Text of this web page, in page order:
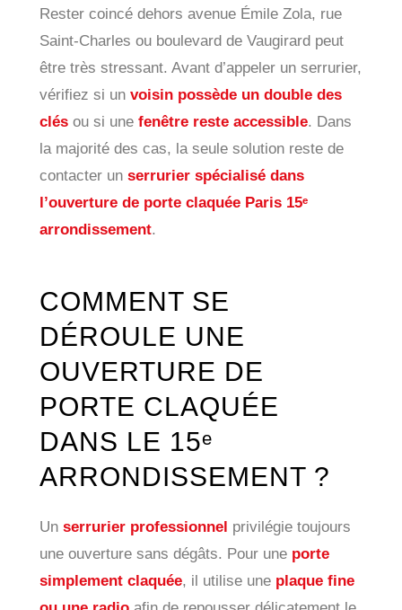
Rester coincé dehors avenue Émile Zola, rue
Saint-Charles ou boulevard de Vaugirard peut
être très stressant. Avant d’appeler un serrurier,
vérifiez si un voisin possède un double des
clésou si une fenêtre reste accessible. Dans
la majorité des cas, la seule solution reste de
contacter un serrurier spécialisé dans
l’ouverture de porte claquée Paris 15ᵉ
arrondissement.
COMMENT SE
DÉROULE UNE
OUVERTURE DE
PORTE CLAQUÉE
DANS LE 15ᵉ
ARRONDISSEMENT ?
Un serrurier professionnel privilégie toujours
une ouverture sans dégâts. Pour une porte
simplement claquée, il utilise une plaque fine